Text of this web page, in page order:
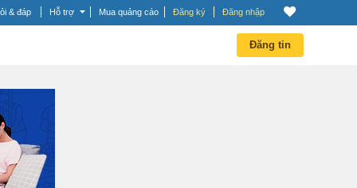
& đáp Hỗ trợ Mua quảng cáo Đăng ký Đăng nhập
Đăng tin